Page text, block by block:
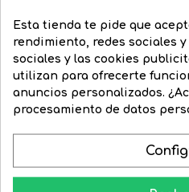
16 Productos De
-30%
Esta tienda te pide que
rendimiento, redes sociales
sociales y las cookies
utilizan para ofrecerte
anuncios personalizados.
procesamiento de datos